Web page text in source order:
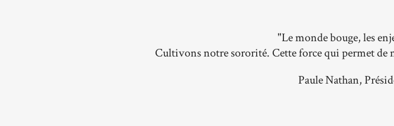
"Le monde bouge, les
Cultivons notre sororité. Cette force qui permet
Paule Nathan,